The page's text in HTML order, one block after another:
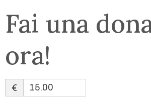
Fai una
ora!
€